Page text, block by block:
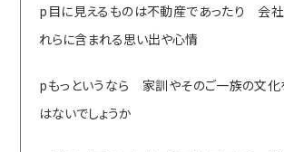
p目に見えるものは不動産であったり 会
れらに含まれる思い出や心情
pもっというなら 家訓やそのご一族の文化
はないでしょうか